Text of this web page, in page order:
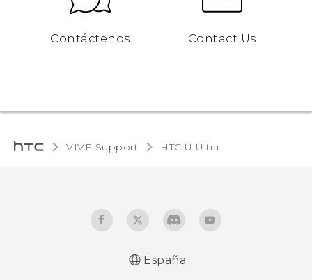
Contáctenos Contact Us
VIVE Support HTC U Ultra‎
España